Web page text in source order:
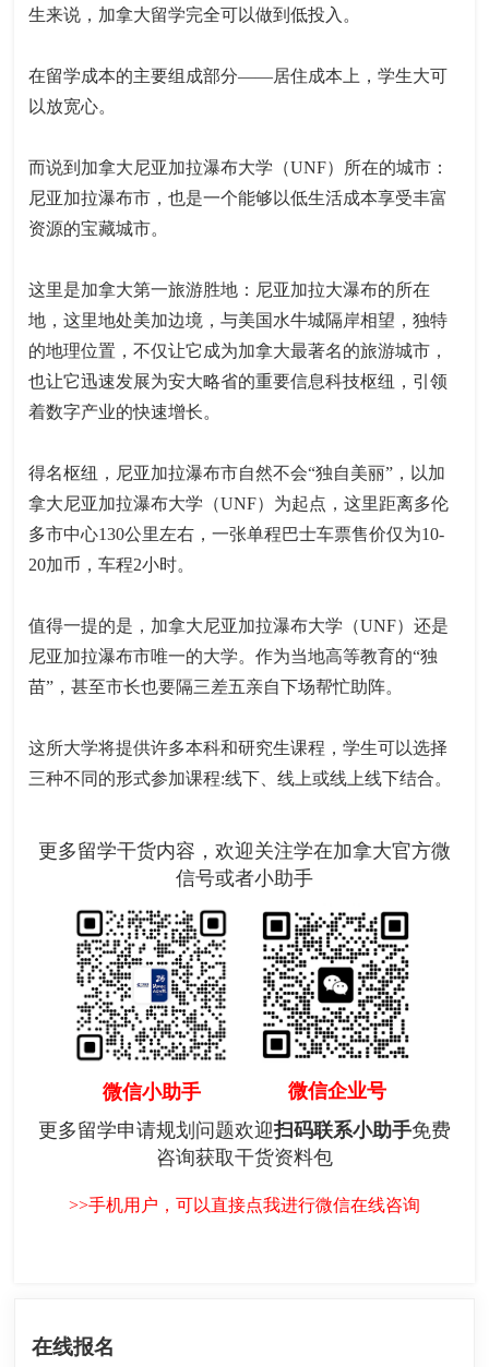
生来说，加拿大留学完全可以做到低投入。
在留学成本的主要组成部分——居住成本上，学生大可
以放宽心。
而说到加拿大尼亚加拉瀑布大学（UNF）所在的城市：
尼亚加拉瀑布市，也是一个能够以低生活成本享受丰富
资源的宝藏城市。
这里是加拿大第一旅游胜地：尼亚加拉大瀑布的所在
地，这里地处美加边境，与美国水牛城隔岸相望，独特
的地理位置，不仅让它成为加拿大最著名的旅游城市，
也让它迅速发展为安大略省的重要信息科技枢纽，引领
着数字产业的快速增长。
得名枢纽，尼亚加拉瀑布市自然不会“独自美丽”，以加
拿大尼亚加拉瀑布大学（UNF）为起点，这里距离多伦
多市中心130公里左右，一张单程巴士车票售价仅为10-
20加币，车程2小时。
值得一提的是，加拿大尼亚加拉瀑布大学（UNF）还是
尼亚加拉瀑布市唯一的大学。作为当地高等教育的“独
苗”，甚至市长也要隔三差五亲自下场帮忙助阵。
这所大学将提供许多本科和研究生课程，学生可以选择
三种不同的形式参加课程:线下、线上或线上线下结合。
更多留学干货内容，欢迎关注学在加拿大官方微
信号或者小助手
微信小助手
微信企业号
更多留学申请规划问题欢迎扫码联系小助手免费
咨询获取干货资料包
>>手机用户，可以直接点我进行微信在线咨询
在线报名